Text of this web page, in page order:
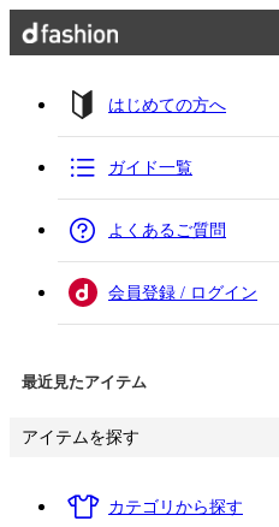
はじめての方へ
ガイド一覧
よくあるご質問
会員登録 / ログイン
最近見たアイテム
アイテムを探す
カテゴリから探す